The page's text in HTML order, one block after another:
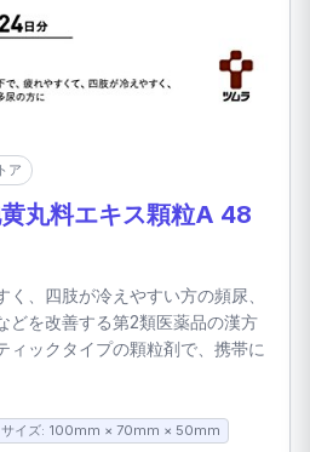
ア
丸料エキス顆粒A 48
、四肢が冷えやすい方の頻尿、
どを改善する第2類医薬品の漢方
ィックタイプの顆粒剤で、携帯に
サイズ: 100mm × 70mm × 50mm